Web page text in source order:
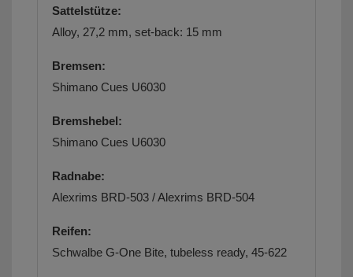
Sattelstütze:
Alloy, 27,2 mm, set-back: 15 mm
Bremsen:
Shimano Cues U6030
Bremshebel:
Shimano Cues U6030
Radnabe:
Alexrims BRD-503 / Alexrims BRD-504
Reifen:
Schwalbe G-One Bite, tubeless ready, 45-622